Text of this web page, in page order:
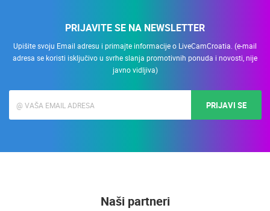
PRIJAVITE SE NA NEWSLETTER
Upišite svoju Email adresu i primajte informacije o LiveCamCroatia. (e-mail
adresa se koristi isključivo u svrhe slanja promotivnih ponuda i novosti, nije
javno vidljiva)
PRIJAVI SE
Naši partneri